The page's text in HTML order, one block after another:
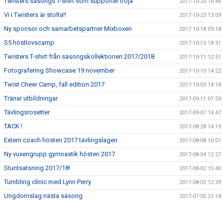
Vi i Twisters är stolta!! 2017-10-23 13:09
Ny sponsor och samarbetspartner Mixboxen 2017-10-18 09:18
S5 höstlovscamp 2017-10-15 18:31
Twisters T-shirt från säsongskollektionen 2017/2018 2017-10-11 12:51
Fotografering Showcase 19 november 2017-10-10 14:22
Twist Cheer Camp, fall edition 2017 2017-10-03 14:18
Tränar utbildningar 2017-09-11 07:59
Tävlingsrosetter 2017-09-07 14:47
TACK ! 2017-08-28 14:19
Extern coach hösten 2017 tävlingslagen 2017-08-08 10:01
Ny vuxengrupp gymnastik hösten 2017 2017-08-04 12:27
Stuntsatsning 2017/18! 2017-08-02 15:40
Tumbling clinic med Lynn Perry 2017-08-02 12:39
Ungdomslag nästa säsong 2017-07-05 21:18